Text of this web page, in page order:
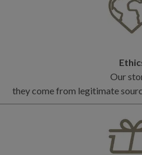
Our
they come from legitimate